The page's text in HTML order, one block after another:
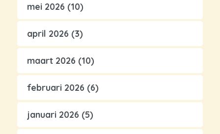
mei 2026 (10)
april 2026 (3)
maart 2026 (10)
februari 2026 (6)
januari 2026 (5)